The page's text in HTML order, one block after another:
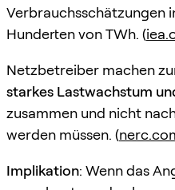
Verbrauchsschätzungen
Hunderten von TWh. (
Netzbetreiber machen
starkes Lastwachstum
zusammen und nicht
werden müssen. (
Implikation: Wenn das